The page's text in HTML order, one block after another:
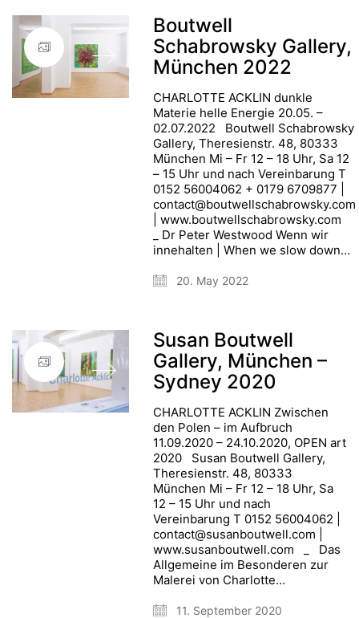
Boutwell
Schabrowsky Gallery,
München 2022
CHARLOTTE ACKLIN dunkle
Materie helle Energie 20.05. –
02.07.2022 Boutwell Schabrowsky
Gallery, Theresienstr. 48, 80333
München Mi – Fr 12 – 18 Uhr, Sa 12
– 15 Uhr und nach Vereinbarung T
0152 56004062 + 0179 6709877 |
contact@boutwellschabrowsky.com
| www.boutwellschabrowsky.com
_ Dr Peter Westwood Wenn wir
innehalten | When we slow down…
20. May 2022
Susan Boutwell
Gallery, München –
Sydney 2020
CHARLOTTE ACKLIN Zwischen
den Polen – im Aufbruch
11.09.2020 – 24.10.2020, OPEN art
2020 Susan Boutwell Gallery,
Theresienstr. 48, 80333
München Mi – Fr 12 – 18 Uhr, Sa
12 – 15 Uhr und nach
Vereinbarung T 0152 56004062 |
contact@susanboutwell.com |
www.susanboutwell.com _ Das
Allgemeine im Besonderen zur
Malerei von Charlotte…
11. September 2020